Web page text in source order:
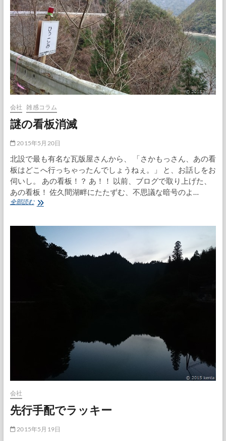
会社 雑感コラム
謎の看板消滅
2015年5月20日
北設で最も有名な瓦版屋さんから、 「さかもっさん、あの看
板はどこへ行っちゃったんでしょうねぇ。」 と、お話しをお
伺いし。 あの看板！？ あ！！ 以前、ブログで取り上げた、
あの看板！ 佐久間湖畔にたたずむ、不思議な暗号のよ…
全部読む謎
板
消
会社
先行手配でラッキー
2015年5月19日